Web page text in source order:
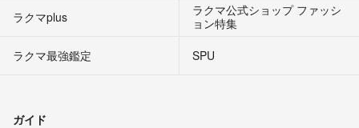
ラクマplus
ラクマ公式ショップ ファッシ
ョン特集
ラクマ最強鑑定
SPU
ガイド